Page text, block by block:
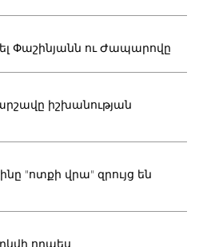
Փաշինյանն ու Ժապարովը
իշխանության
"ոտքի վրա" զրույց են
որպես